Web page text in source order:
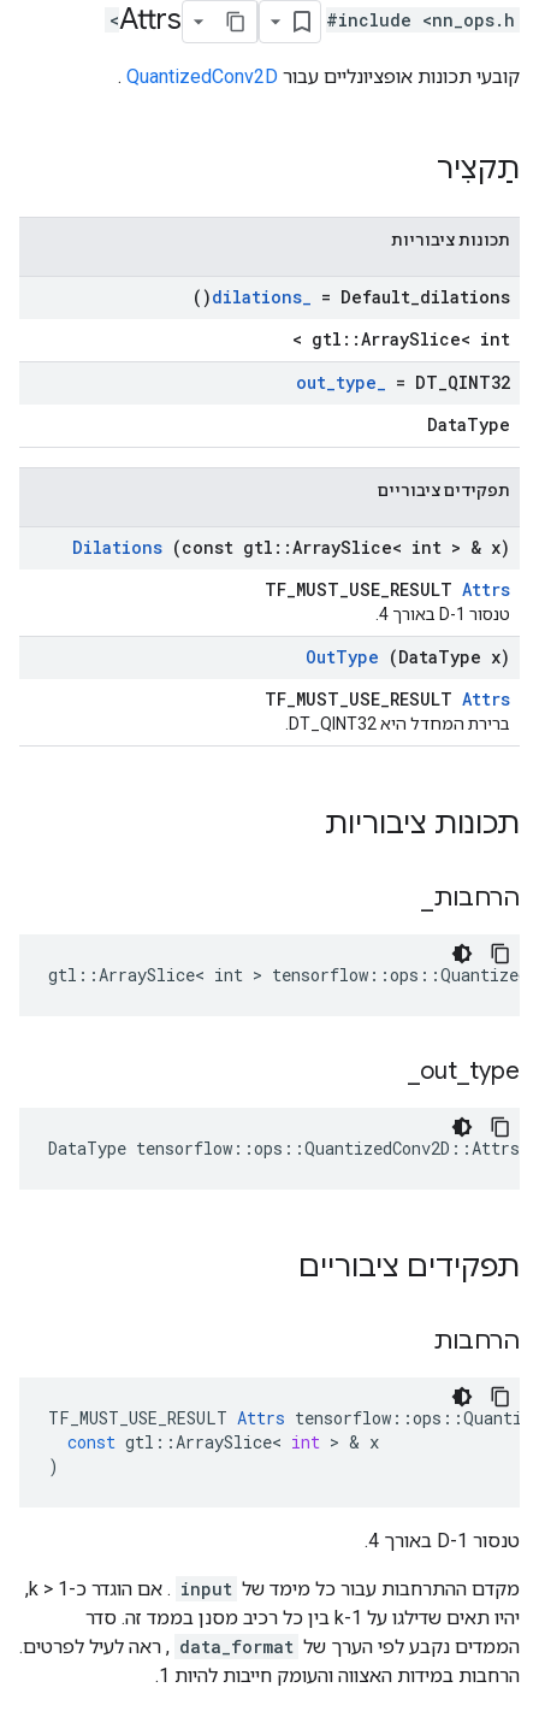
Attrs
#include <nn_ops.h>
קובעי תכונות אופציונליים עבור QuantizedConv2D
.
תַקצִיר
תכונות ציבוריות
dilations_ = Default_dilations(
)
gtl::ArraySlice< int >
out_type_ = DT QINT32
DataType
תפקידים ציבוריים
Dilations (const gtl ::ArraySlice< int > & x)
TF_MUST_USE_RESULT Attrs
טנסור 1-D באורך 4.
OutType (DataType x)
TF_MUST_USE_RESULT Attrs
ברירת המחדל היא DT_QINT32.
תכונות ציבוריות
הרחבות
gtl::ArraySlice< int >
out type
DataType tensorflow ::ops ::QuantizedConv2D ::Attrs
תפקידים ציבוריים
הרחבות
TF_MUST_USE_RESULT Attrs tensorflow ::ops ::
const gtl ::ArraySlice< int > & x
)
טנסור 1-D באורך 4.
מקדם ההתרחבות עבור כל מימד של input
. אם הוגדר כ-k > 1,
יהיו תאים שדילגו על k-1 בין כל רכיב מסנן בממד זה. סדר
הממדים נקבע לפי הערך של data_format , ראה לעיל לפרטים.
הרחבות במידות האצווה והעומק חייבות להיות 1.